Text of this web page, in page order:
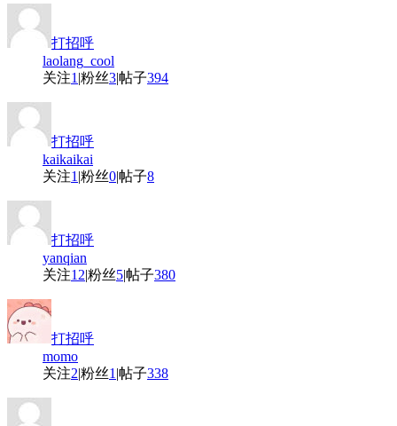
打招呼
laolang_cool
关注1 |粉丝3|帖子394
打招呼
kaikaikai
关注1 |粉丝0|帖子8
打招呼
yanqian
关注12|粉丝5|帖子380
打招呼
momo
关注2|粉丝1 |帖子338